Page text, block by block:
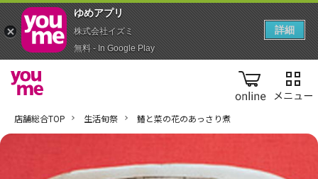
online
店舗総合TOP 生活旬祭 鰆と菜の花のあっさり煮
ゆめアプ‪リ‬
株式会社イズミ
無料 - In Google Play
詳細